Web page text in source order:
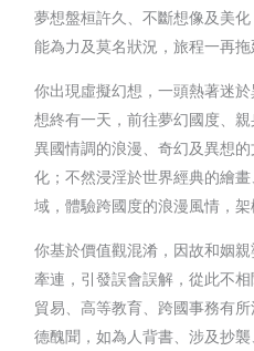
夢想盤桓許久、不斷想像及美
能為力及莫名狀況，旅程一再拖
你出現虛擬幻想，一頭熱著迷
想終有一天，前往夢幻國度、
異國情調的浪漫、奇幻及異想
化；不然浸淫於世界經典的繪
域，體驗跨國度的浪漫風情，架
你基於價值觀混淆，因故和姻
牽連，引發誤會誤解，從此不
貿易、高等教育、跨國事務有
德醜聞，如為人背書、涉及抄襲